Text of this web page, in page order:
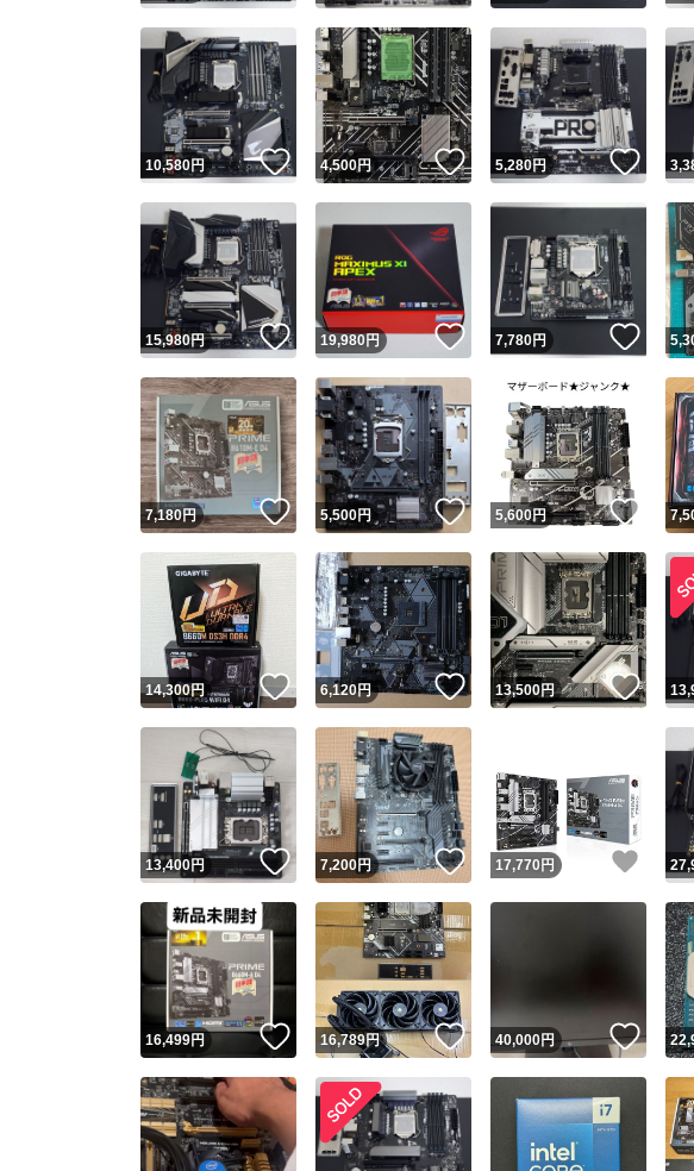
Yahoo!フリマが定めた一定の
安心取引出品者
安心取引出品者
取引実績
取引実績◯+ こ
他フリマ実績◯+ こ
スピード&安心発送
※このバッジは実績に基づく表示で
スピード＆安心発送
こ
ま
スピード発送 こ
安心発送 こ
こ
商品画像の無断転載は
1商品につき1
10,580円 いいね！
4,500円 いいね！
5,280円 いい
15,980円 いいね！
19,980円 いいね！
7,780円 いい
7,180円 いいね！
5,500円 いいね！
5,600円 いい
14,300円 いいね！
6,120円 いいね！
13,500円 いい
13,400円 いいね！
7,200円 いいね！
17,770 円 いい
16,499円 いいね！
16,789円 いいね！
40,000円 いい